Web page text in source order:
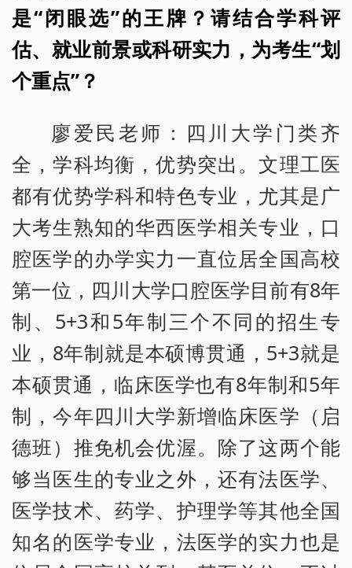
是“闭眼选”的王牌？请结合学科评
估、就业前景或科研实力，为考生“划
个重点”？
廖爱民老师：四川大学门类齐
全，学科均衡，优势突出。文理工医
都有优势学科和特色专业，尤其是广
大考生熟知的华西医学相关专业，口
腔医学的办学实力一直位居全国高校
第一位，四川大学口腔医学目前有8年
制、5+3和5年制三个不同的招生专
业，8年制就是本硕博贯通，5+3就是
本硕贯通，临床医学也有8年制和5年
制，今年四川大学新增临床医学（启
德班）推免机会优渥。除了这两个能
够当医生的专业之外，还有法医学、
医学技术、药学、护理学等其他全国
知名的医学专业，法医学的实力也是